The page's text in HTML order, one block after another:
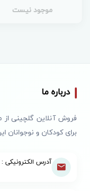
موجود نیست
درباره ما
فروش آنلاین گلچینی
برای کودکان و نوجوانان
آدرس الکترونیکی : info@ketabjan.com